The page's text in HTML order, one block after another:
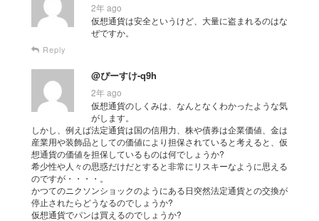
2年 ago
仮想通貨は安全というけど、大量に盗まれるのはな
ぜですか。
Reply
@ぴーすけ-q9h
2年 ago
仮想通貨のしくみは、なんとなくわかったような気
がします。
しかし、例えば法定通貨は国の信用力、株や債券は企業価値、金は
産業用や装飾品としての価値により担保されていると考えると、仮
想通貨の価値を担保しているものは何でしょうか?
希少性や人々の思惑だけだとすると非常にリスキーなように思える
のですが・・・・。
かつてのニクソンショックのようにある日突然法定通貨との交換が
停止されたらどうなるのでしょうか?
仮想通貨でパンは買えるのでしょうか?